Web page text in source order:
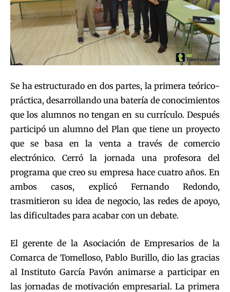
Se ha estructurado en dos partes, la primera teórico-
práctica, desarrollando una batería de conocimientos
que los alumnos no tengan en su currículo. Después
participó un alumno del Plan que tiene un proyecto
que se basa en la venta a través de comercio
electrónico. Cerró la jornada una profesora del
programa que creo su empresa hace cuatro años. En
ambos casos, explicó Fernando Redondo,
trasmitieron su idea de negocio, las redes de apoyo,
las dificultades para acabar con un debate.
El gerente de la Asociación de Empresarios de la
Comarca de Tomelloso, Pablo Burillo, dio las gracias
al Instituto García Pavón animarse a participar en
las jornadas de motivación empresarial. La primera